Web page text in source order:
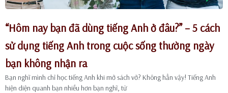
“Hôm nay bạn đã dùng tiếng Anh ở đâu?” – 5 cách
sử dụng tiếng Anh trong cuộc sống thường ngày
bạn không nhận ra
Bạn nghĩ mình chỉ học tiếng Anh khi mở sách vở? Không hẳn vậy! Tiếng Anh
hiện diện quanh bạn nhiều hơn bạn nghĩ, từ